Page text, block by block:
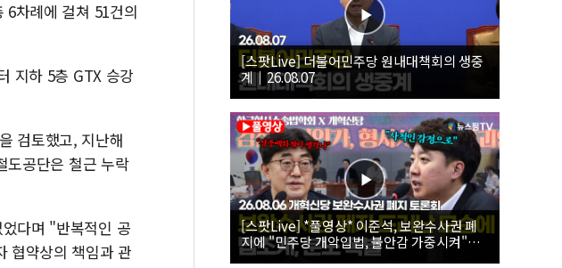
차례에 걸쳐 51건의
지하 5층 GTX 승강
검토했고, 지난해
도공단은 철근 누락
다며 "반복적인 공
협약상의 책임과 관
[스팟Live] 더불어민주당 원내대책회의 생중
계｜26.08.07
[스팟Live] *풀영상* 이준석, 보완수사권 폐
지에 "민주당 개악입법, 불안감 가중시켜"｜
26.08.06 개혁신당 보완수사권 폐지 토론회